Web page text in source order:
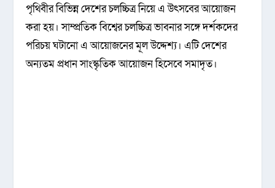
পৃথিবীর বিভিন্ন দেশের চলচ্চিত্র নিয়ে এ উৎসবের আয়োজন
করা হয়। সাম্প্রতিক বিশ্বের চলচ্চিত্র ভাবনার সঙ্গে দর্শকদের
পরিচয় ঘটানো এ আয়োজনের মূল উদ্দেশ্য। এটি দেশের
অন্যতম প্রধান সাংস্কৃতিক আয়োজন হিসেবে সমাদৃত।